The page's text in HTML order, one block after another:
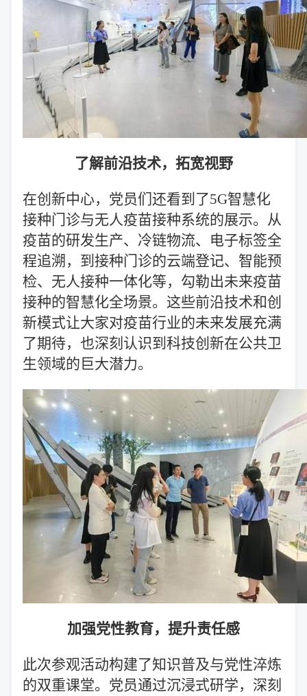
了解前沿技术，拓宽视野
在创新中心，党员们还看到了5G智慧化
接种门诊与无人疫苗接种系统的展示。从
疫苗的研发生产、冷链物流、电子标签全
程追溯，到接种门诊的云端登记、智能预
检、无人接种一体化等，勾勒出未来疫苗
接种的智慧化全场景。这些前沿技术和创
新模式让大家对疫苗行业的未来发展充满
了期待，也深刻认识到科技创新在公共卫
生领域的巨大潜力。
加强党性教育，提升责任感
此次参观活动构建了知识普及与党性淬炼
的双重课堂。党员通过沉浸式研学，深刻